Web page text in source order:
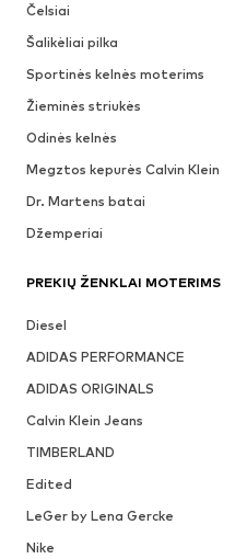
Čelsiai
Šalikėliai pilka
Sportinės kelnės moterims
Žieminės striukės
Odinės kelnės
Megztos kepurės Calvin Klein
Dr. Martens batai
Džemperiai
PREKIŲ ŽENKLAI MOTERIMS
Diesel
ADIDAS PERFORMANCE
ADIDAS ORIGINALS
Calvin Klein Jeans
TIMBERLAND
Edited
LeGer by Lena Gercke
Nike